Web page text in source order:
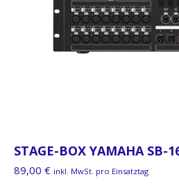
STAGE-BOX YAMAHA SB-
89,00 € inkl. MwSt. pro Einsatztag